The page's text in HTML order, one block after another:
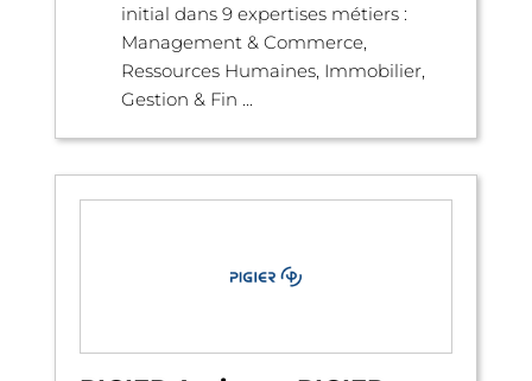
initial dans 9 expertises métiers :
Management & Commerce,
Ressources Humaines, Immobilier,
Gestion & Fin ...